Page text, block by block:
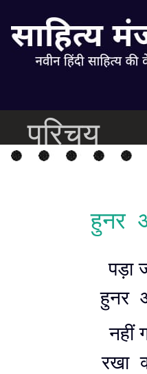
परिचय
हुनर
पड़ा
हुनर
नहीं
रखा